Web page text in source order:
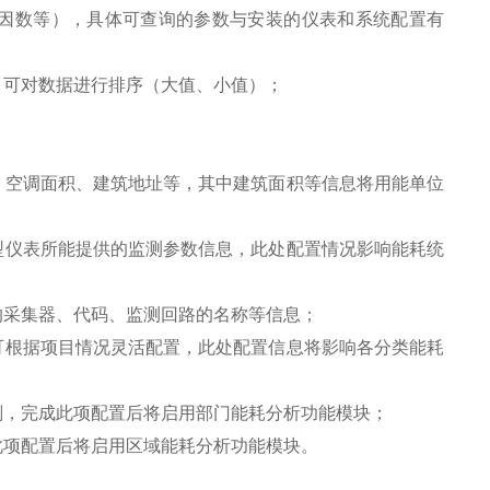
数等），具体可查询的参数与安装的仪表和系统配置有
对数据进行排序（大值、小值）；
调面积、建筑地址等，其中建筑面积等信息将用能单位
表所能提供的监测参数信息，此处配置情况影响能耗统
集器、代码、监测回路的名称等信息；
据项目情况灵活配置，此处配置信息将影响各分类能耗
完成此项配置后将启用部门能耗分析功能模块；
配置后将启用区域能耗分析功能模块。